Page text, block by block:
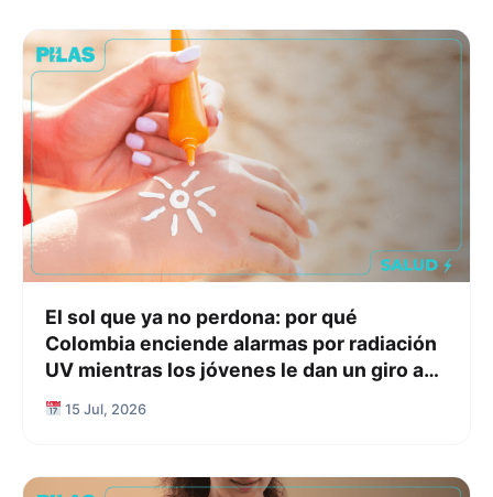
El sol que ya no perdona: por qué
Colombia enciende alarmas por radiación
UV mientras los jóvenes le dan un giro a
su relación con el protector solar
15 Jul, 2026